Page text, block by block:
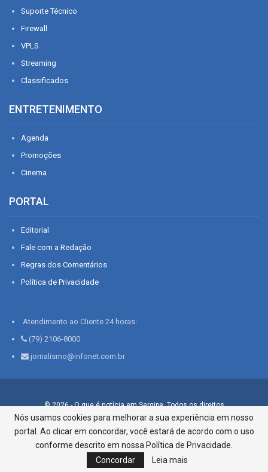
Suporte Técnico
Firewall
VPLS
Streaming
Classificados
ENTRETENIMENTO
Agenda
Promoções
Cinema
PORTAL
Editorial
Fale com a Redação
Regras dos Comentários
Política de Privacidade
Atendimento ao Cliente 24 horas:
(79) 2106-8000
jornalismo@infonet.com.br
© 2026 - O que é notícia em Sergipe. Todos os direitos
reservados.
Infonet - Rua Monsenhor Silveira 276, Bairro São José |
Aracaju-SE, CEP 49015-030, Fone: 79.2106.8000 - CI Centro de
Informações LTDA
Nós usamos cookies para melhorar a sua experiência em nosso
portal. Ao clicar em concordar, você estará de acordo com o uso
conforme descrito em nossa Política de Privacidade.
Concordar
Leia mais